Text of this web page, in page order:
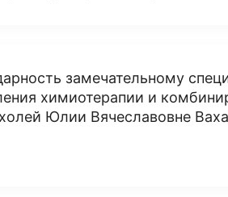
замечательному
химиотерапии и
Юлии Вячеславовне